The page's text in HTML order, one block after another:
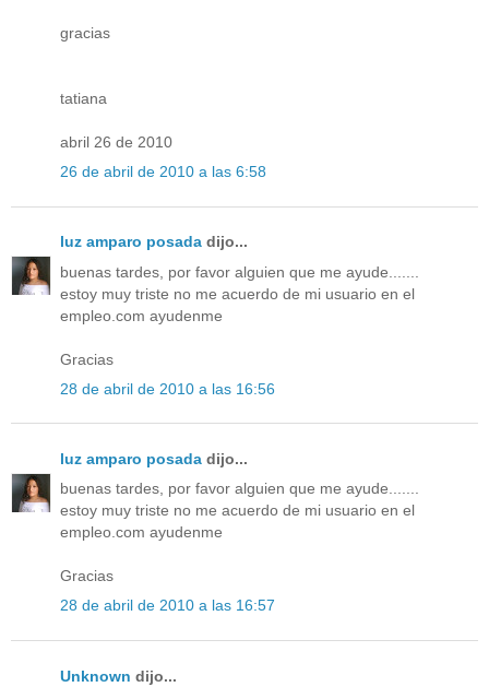
gracias
tatiana
abril 26 de 2010
26 de abril de 2010 a las 6:58
luz amparo posada dijo...
buenas tardes, por favor alguien que me ayude.......
estoy muy triste no me acuerdo de mi usuario en el
empleo.com ayudenme
Gracias
28 de abril de 2010 a las 16:56
luz amparo posada dijo...
buenas tardes, por favor alguien que me ayude.......
estoy muy triste no me acuerdo de mi usuario en el
empleo.com ayudenme
Gracias
28 de abril de 2010 a las 16:57
Unknown dijo...